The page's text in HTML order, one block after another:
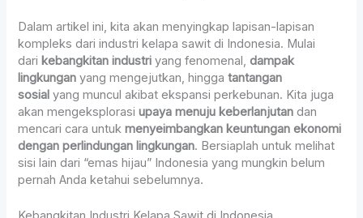
Dalam artikel ini, kita akan menyingkap lapisan-lapisan
kompleks dari industri kelapa sawit di Indonesia. Mulai
dari kebangkitan industri yang fenomenal,dampak
lingkungan yang mengejutkan, hinggatantangan
sosial yang muncul akibat ekspansi perkebunan. Kita juga
akan mengeksplorasiupaya menuju keberlanjutan dan
mencari cara untukmenyeimbangkan keuntungan ekonomi
dengan perlindungan lingkungan. Bersiaplah untuk melihat
sisi lain dari “emas hijau” Indonesia yang mungkin belum
pernah Anda ketahui sebelumnya.